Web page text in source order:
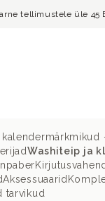
tellimustele üle 45
Washiteip ja
Aksessuaarid
tarvikud